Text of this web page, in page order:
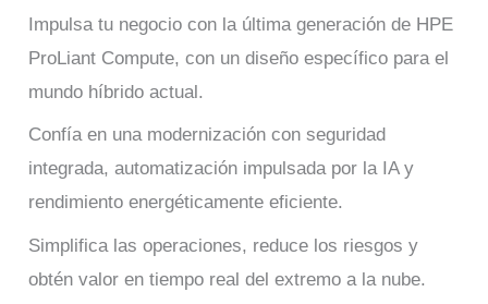
Impulsa tu negocio con la última generación de HPE
ProLiant Compute, con un diseño específico para el
mundo híbrido actual.
Confía en una modernización con seguridad
integrada, automatización impulsada por la IA y
rendimiento energéticamente eficiente.
Simplifica las operaciones, reduce los riesgos y
obtén valor en tiempo real del extremo a la nube.